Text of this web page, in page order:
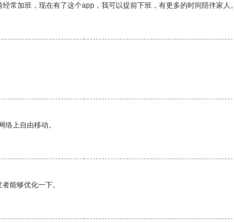
常加班，现在有了这个app，我可以提前下班，有更多的时间陪伴家人。
上自由移动。
能够优化一下。